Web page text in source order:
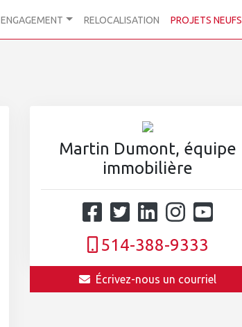
ENGAGEMENT RELOCALISATION PROJETS NEUFS
Martin Dumont, équipe
immobilière
514-388-9333
Écrivez-nous un courriel